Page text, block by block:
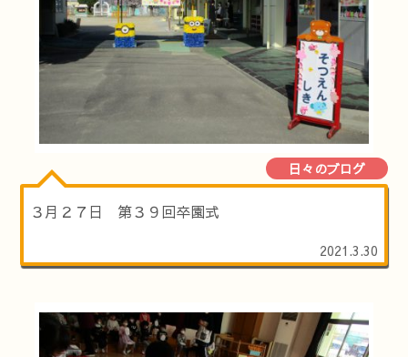
日々のブログ
３月２７日 第３９回卒園式
2021.3.30